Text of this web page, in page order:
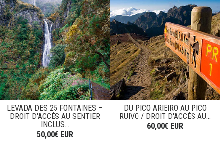
LEVADA DES 25 FONTAINES –
DROIT D'ACCÈS AU SENTIER
INCLUS...
50,00€ EUR
DU PICO ARIEIRO AU PICO
RUIVO / DROIT D'ACCÈS AU...
60,00€ EUR